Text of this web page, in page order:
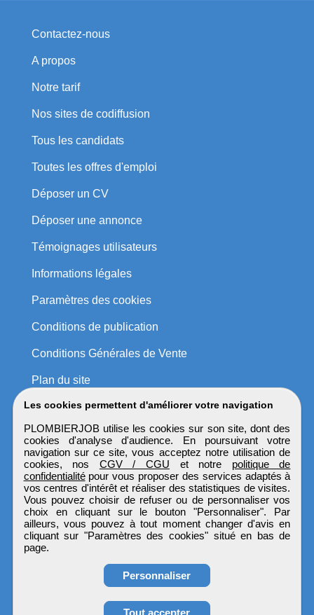
Les cookies permettent d'améliorer votre navigation
PLOMBIERJOB utilise les cookies sur son site, dont des
cookies d'analyse d'audience. En poursuivant votre
navigation sur ce site, vous acceptez notre utilisation de
cookies, nos CGV / CGU et notre politique de
confidentialitépour vous proposer des services adaptés à
vos centres d'intérêt et réaliser des statistiques de visites.
Vous pouvez choisir de refuser ou de personnaliser vos
choix en cliquant sur le bouton "Personnaliser". Par
ailleurs, vous pouvez à tout moment changer d'avis en
cliquant sur "Paramètres des cookies" situé en bas de
page.
Personnaliser
Tout accepter
Contactez-nous
A propos
Notre tarif
Nos sites de codiffusion
Tous les candidats
Toutes les offres d'emploi
Déposer un CV
Déposer une annonce
Témoignages utilisateurs
Informations légales
Paramètres des cookies
Conditions de publication
Conditions Générales de Vente
Plan du site